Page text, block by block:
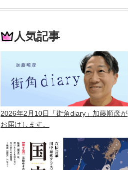
人気記事
2026年2月10日「街角diary」加藤順彦が
お届けします。